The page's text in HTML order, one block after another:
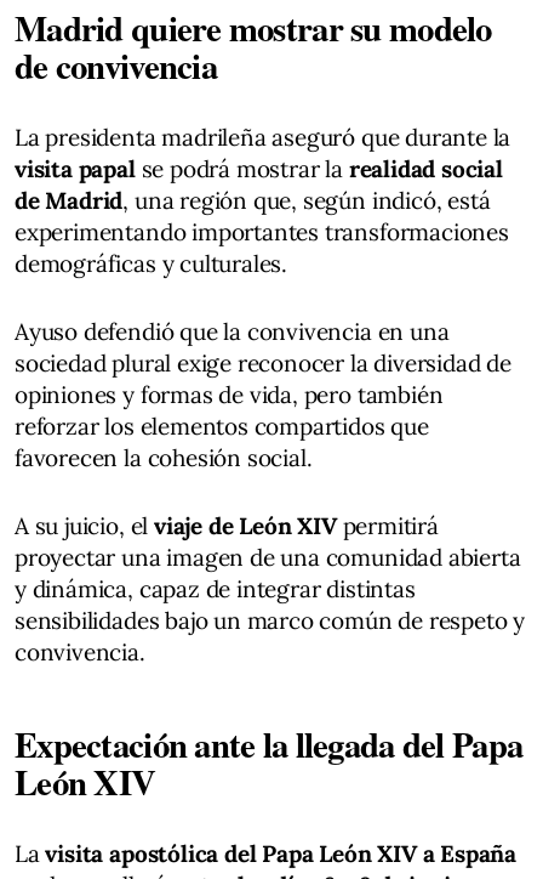
Madrid quiere mostrar su modelo
de convivencia
La presidenta madrileña aseguró que durante la
visita papal se podrá mostrar la realidad social
de Madrid, una región que, según indicó, está
experimentando importantes transformaciones
demográficas y culturales.
Ayuso defendió que la convivencia en una
sociedad plural exige reconocer la diversidad de
opiniones y formas de vida, pero también
reforzar los elementos compartidos que
favorecen la cohesión social.
A su juicio, el viaje de León XIVpermitirá
proyectar una imagen de una comunidad abierta
y dinámica, capaz de integrar distintas
sensibilidades bajo un marco común de respeto y
convivencia.
Expectación ante la llegada del Papa
León XIV
Lavisita apostólica del Papa León XIV a España